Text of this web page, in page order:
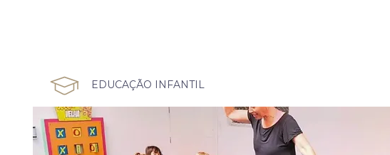
EDUCAÇÃO INFANTIL